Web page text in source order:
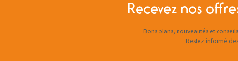
Recevez nos
Bons plans, nouveautés et
Restez informé